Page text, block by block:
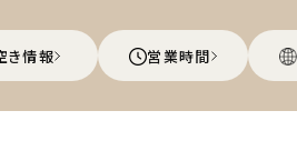
き情報 営業時間